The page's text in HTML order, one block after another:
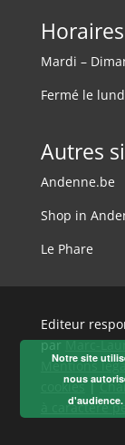
Horaires
Mardi –
Fermé le
Autres
Andenne.be
Shop in
Le Phare
Editeur
parMarc-
Mentions
cookies|
à caractère
Notre site
nous
d'audience.